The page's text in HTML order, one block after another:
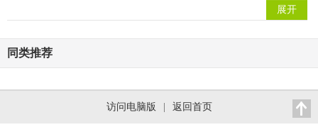
展开
同类推荐
访问电脑版 返回首页